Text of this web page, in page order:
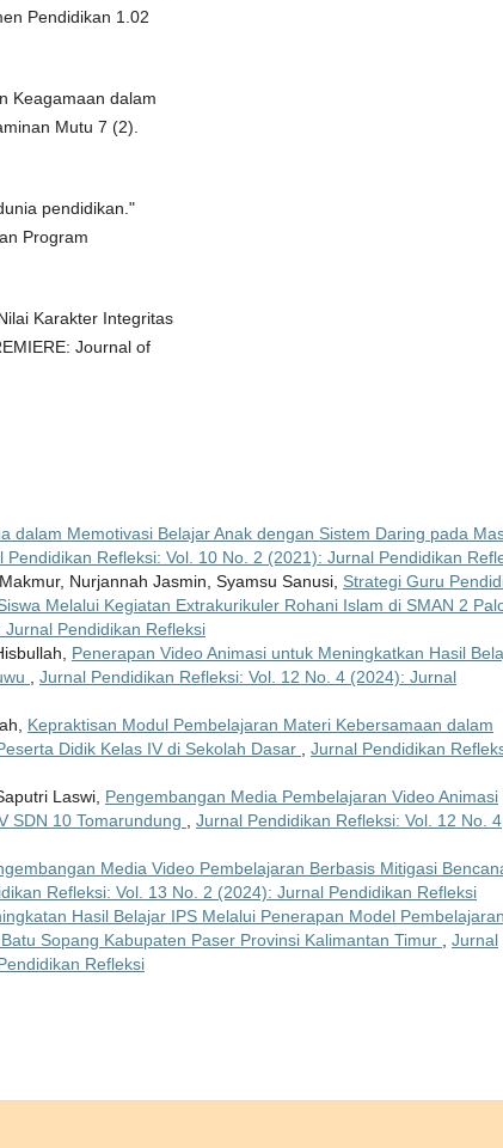
Pendidikan 1.02
Keagamaan dalam
Mutu 7 (2).
pendidikan."
Program
Karakter Integritas
Journal of
dalam Memotivasi Belajar Anak dengan Sistem Daring pada
Pendidikan Refleksi: Vol. 10 No. 2 (2021): Jurnal Pendidikan
Nurjannah Jasmin, Syamsu Sanusi, Strategi Guru
Melalui Kegiatan Extrakurikuler Rohani Islam di SMAN 2
Pendidikan Refleksi
Penerapan Video Animasi untuk Meningkatkan Hasil
, Jurnal Pendidikan Refleksi: Vol. 12 No. 4 (2024): Jurnal
Kepraktisan Modul Pembelajaran Materi Kebersamaan dalam
Didik Kelas IV di Sekolah Dasar , Jurnal Pendidikan
Laswi, Pengembangan Media Pembelajaran Video Animasi
SDN 10 Tomarundung , Jurnal Pendidikan Refleksi: Vol. 12 No. 4
Media Video Pembelajaran Berbasis Mitigasi
Refleksi: Vol. 13 No. 2 (2024): Jurnal Pendidikan Refleksi
Hasil Belajar IPS Melalui Penerapan Model Pembelajaran
Sopang Kabupaten Paser Provinsi Kalimantan Timur , Jurnal
Refleksi